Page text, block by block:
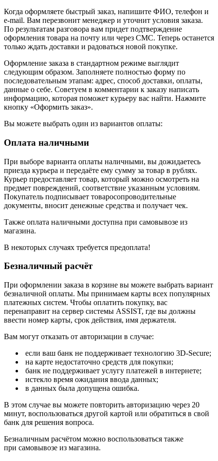
Когда оформляете быстрый заказ, напишите ФИО, телефон и
e-mail. Вам перезвонит менеджер и уточнит условия заказа.
По результатам разговора вам придет подтверждение
оформления товара на почту или через СМС. Теперь останется
только ждать доставки и радоваться новой покупке.
Оформление заказа в стандартном режиме выглядит
следующим образом. Заполняете полностью форму по
последовательным этапам: адрес, способ доставки, оплаты,
данные о себе. Советуем в комментарии к заказу написать
информацию, которая поможет курьеру вас найти. Нажмите
кнопку «Оформить заказ».
Вы можете выбрать один из вариантов оплаты:
Оплата наличными
При выборе варианта оплаты наличными, вы дожидаетесь
приезда курьера и передаёте ему сумму за товар в рублях.
Курьер предоставляет товар, который можно осмотреть на
предмет повреждений, соответствие указанным условиям.
Покупатель подписывает товаросопроводительные
документы, вносит денежные средства и получает чек.
Также оплата наличными доступна при самовывозе из
магазина.
В некоторых случаях требуется предоплата!
Безналичный расчёт
При оформлении заказа в корзине вы можете выбрать вариант
безналичной оплаты. Мы принимаем карты всех популярных
платежных систем. Чтобы оплатить покупку, вас
перенаправит на сервер системы ASSIST, где вы должны
ввести номер карты, срок действия, имя держателя.
Вам могут отказать от авторизации в случае:
если ваш банк не поддерживает технологию 3D-Secure;
на карте недостаточно средств для покупки;
банк не поддерживает услугу платежей в интернете;
истекло время ожидания ввода данных;
в данных была допущена ошибка.
В этом случае вы можете повторить авторизацию через 20
минут, воспользоваться другой картой или обратиться в свой
банк для решения вопроса.
Безналичным расчётом можно воспользоваться также
при самовывозе из магазина.